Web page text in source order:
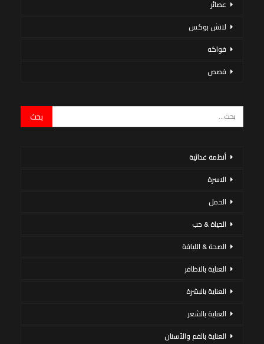
عصائر
لانش بوكس
فواكه
قصص
أنظمة غذائية
الاسرة
الحمل
الحياة & حب
الصحة & اللياقة
العناية بالاظافر
العناية بالبشرة
العناية بالشعر
العناية بالفم والأسنان